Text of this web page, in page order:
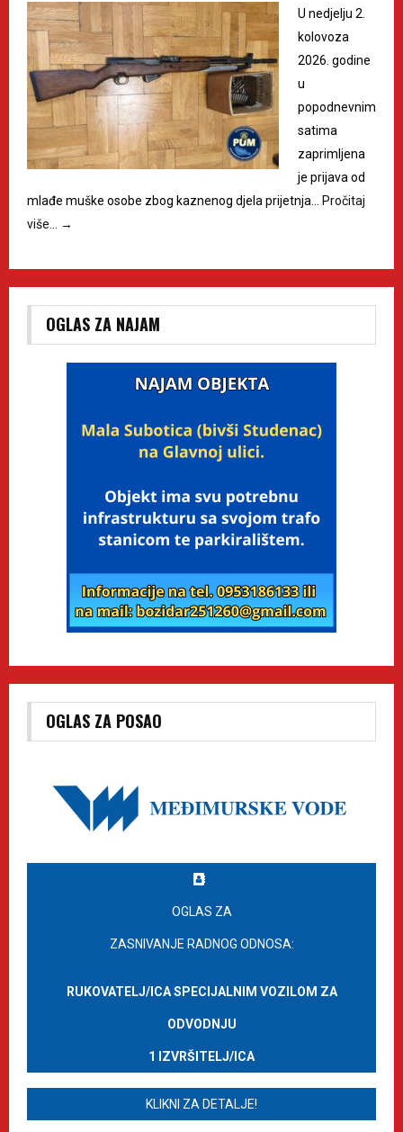
U nedjelju 2.
kolovoza
2026. godine
u
popodnevnim
satima
zaprimljena
je prijava od
mlađe muške osobe zbog kaznenog djela prijetnja…
Pročitaj
više…
→
OGLAS ZA NAJAM
OGLAS ZA POSAO
OGLAS ZA
ZASNIVANJE RADNOG ODNOSA:
RUKOVATELJ/ICA SPECIJALNIM VOZILOM ZA
ODVODNJU
1 IZVRŠITELJ/ICA
KLIKNI ZA DETALJE!